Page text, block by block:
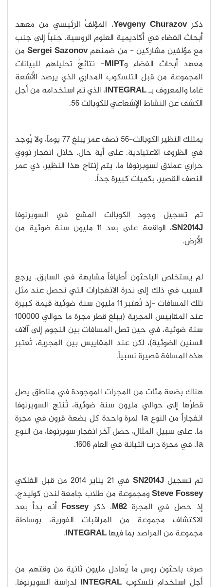
ذكرYevgeny Churazov، المؤلفُ الرئيسي من معهد
أبحاث الفضاء في أكاديمية العلوم الروسية، جنباً إلى جنب
مع مؤلفين مشاركين - من ضمنهمSergei Sazonovمن
معهد أبحاث الفضاء وMIPT- نتائجَ تحليلهم للبيانات
المجموعة من قبل التلسكوب المداري الذي يرصد الأشعة
غاما والمعروف بـINTEGRAL، الذي تم استخدامه من أجل
الكشف عن النشاط الإشعاعي للكوبالت 56.
يمتلك النظير الكوبالت-56 نصف عمر يبلغ 77 يوماَ، ولا يُوجد
في الظروف الاعتيادية. على أية حال، خلال انفجار نووي
حراري عملاق لسوبرنوفا ما، يتم إنتاج هذا النظير، ذي عمر
النصف القصير، بكميات كبيرة جداً.
تم تسجيل وجود الكوبالت المشع في السوبرنوفا
SN2014J
، الواقعة على بعد 11 مليون سنة ضوئية من
الأرض.
لم يستخلص الباحثون أطيافاً مشابهة في السابق. يرجع
السبب في ذلك إلى ندرة الانفجارات التي تحصل عند مثل
تلك المسافات -إذ تُعتبر 11 مليون سنة ضوئية قيمة كبيرة
عند المقاييس المجرية (يبلغ قطر مجرة ما حوالي 100000
سنة ضوئية، في حين تصل المسافات بين النجوم إلى آلاف
السنين الضوئية)، لكن عند المقاييس بين المجرية، تُعتبر
هذه المسافة قصيرة نسبياً.
هناك بضعة مئات من المجرات الموجودة في مناطق يصل
قطرُها إلى حوالي مليون سنة ضوئية، تُنتج السوبرنوفا
انفجاراً من النوع Ia لمرة واحدة كل بضعة قرون في مجرة
ما. على سبيل المثال، حصل آخر انفجار سوبرنوفا، من النوع
Ia، في مجرة درب التبانة في العام 1606.
تم تسجيل SN2014J في 21 يناير 2014 من قبل الفلكي
Steve Fosseyومجموعة من طلاب جامعة لندن كوليدج،
إذ حصل في المجرةM82. ذكرFossey أنه بدأ بعد
الاكتشاف مجموعة من المراقبات الفورية، بوساطة
مجموعة من المراصد بما فيهاINTEGRAL
.
صرف باحثون روس ما يُعادل مليون ثانية من وقتهم من
أجل استخدام تلسكوب INTEGRAL لدراسة السوبرنوفا.